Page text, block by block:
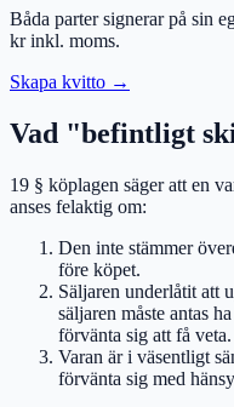
Båda parter signerar på sin
kr inkl. moms.
Skapa kvitto →
Vad "befintligt
19 § köplagen säger att en
anses felaktig om:
Den inte stämmer
före köpet.
Säljaren underlåtit att
säljaren måste antas
förvänta sig att få veta.
Varan är i väsentligt
förvänta sig med